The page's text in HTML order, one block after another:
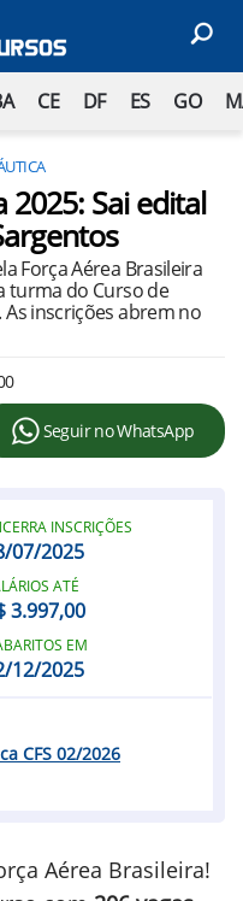
CE DF ES GO
Sai edital
Força Aérea Brasileira
turma do Curso de
inscrições abrem no
Seguir no WhatsApp
Aérea Brasileira!
INSCRIÇÕES
07/2025
ATÉ
3.997,00
EM
12/2025
CFS 02/2026